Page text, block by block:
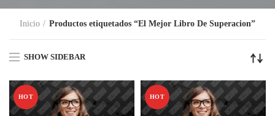
Inicio Productos etiquetados “El Mejor Libro De Superacion”
SHOW SIDEBAR
HOT HOT